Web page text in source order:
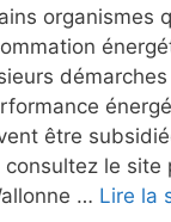
organismes
être
consultez le site
… Lire la